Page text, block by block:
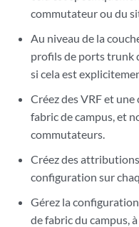
commutateur ou du
Au niveau de la
profils de ports trunk
si cela est
Créez des VRF et
fabric de campus, et
commutateurs.
Créez des
configuration sur
Gérez la
de fabric du campus,